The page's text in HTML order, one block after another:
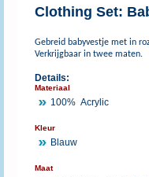
Clothing Set:
Gebreid babyvestje met in
Verkrijgbaar in twee maten.
Details:
Materiaal
100% Acrylic
Kleur
Blauw
Maat